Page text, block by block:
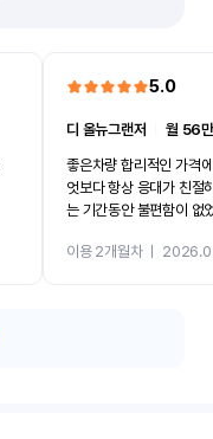
5.0
디 올뉴그랜저 ㅣ월 56
좋은차량 합리적인 가격
엇보다 항상 응대가 친절
는 기간동안 불편함이 없
카 렌트 고민없이 강추합
이용 2개월차ㅣ